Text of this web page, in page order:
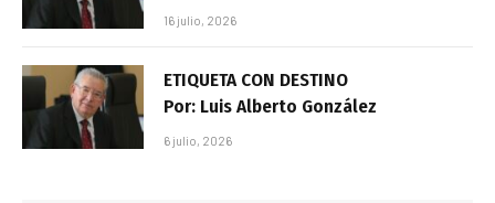
16 julio, 2026
ETIQUETA CON DESTINO
Por: Luis Alberto González
6 julio, 2026